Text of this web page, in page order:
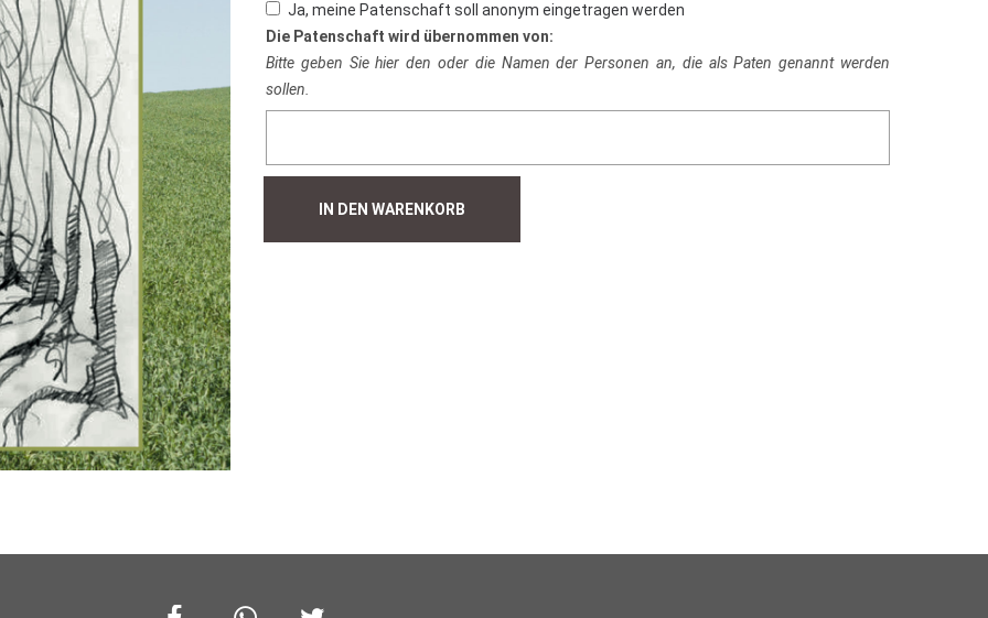
Ja, meine Patenschaft soll anonym eingetragen werden
Die Patenschaft wird übernommen von:
Bitte geben Sie hier den oder die Namen der Personen an, die als Paten genannt werden
sollen.
Menge
IN DEN WARENKORB